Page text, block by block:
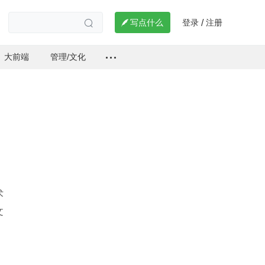
  写点什么 登录 / 注册
大前端 管理/文化